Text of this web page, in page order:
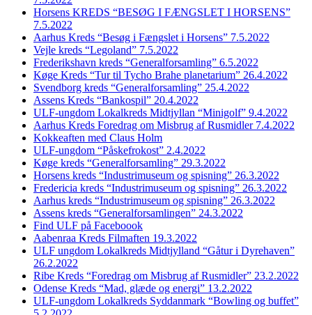
Horsens KREDS “BESØG I FÆNGSLET I HORSENS”
7.5.2022
Aarhus Kreds “Besøg i Fængslet i Horsens” 7.5.2022
Vejle kreds “Legoland” 7.5.2022
Frederikshavn kreds “Generalforsamling” 6.5.2022
Køge Kreds “Tur til Tycho Brahe planetarium” 26.4.2022
Svendborg kreds “Generalforsamling” 25.4.2022
Assens Kreds “Bankospil” 20.4.2022
ULF-ungdom Lokalkreds Midtjyllan “Minigolf” 9.4.2022
Aarhus Kreds Foredrag om Misbrug af Rusmidler 7.4.2022
Kokkeaften med Claus Holm
ULF-ungdom “Påskefrokost” 2.4.2022
Køge kreds “Generalforsamling” 29.3.2022
Horsens kreds “Industrimuseum og spisning” 26.3.2022
Fredericia kreds “Industrimuseum og spisning” 26.3.2022
Aarhus kreds “Industrimuseum og spisning” 26.3.2022
Assens kreds “Generalforsamlingen” 24.3.2022
Find ULF på Faceboook
Aabenraa Kreds Filmaften 19.3.2022
ULF ungdom Lokalkreds Midtjylland “Gåtur i Dyrehaven”
26.2.2022
Ribe Kreds “Foredrag om Misbrug af Rusmidler” 23.2.2022
Odense Kreds “Mad, glæde og energi” 13.2.2022
ULF-ungdom Lokalkreds Syddanmark “Bowling og buffet”